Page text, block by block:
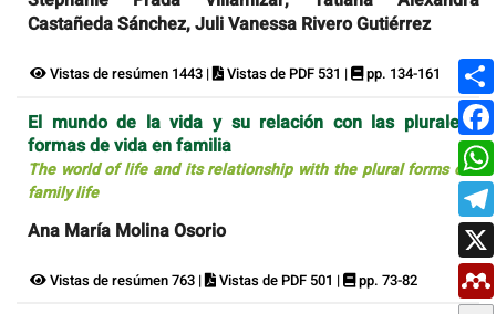
Castañeda Sánchez, Juli Vanessa Rivero Gutiérrez
Vistas de resúmen 1443 | Vistas de PDF 531 | pp. 134-161
El mundo de la vida y su relación con las plurales
formas de vida en familia
The world of life and its relationship with the plural forms of
family life
Ana María Molina Osorio
Vistas de resúmen 763 | Vistas de PDF 501 | pp. 73-82